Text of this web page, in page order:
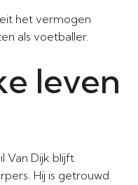
het vermogen
als voetballer.
leven
Van Dijk blijft
Hij is getrouwd